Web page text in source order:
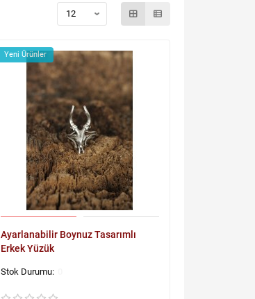
Yeni Ürünler
Ayarlanabilir Boynuz Tasarımlı
Erkek Yüzük